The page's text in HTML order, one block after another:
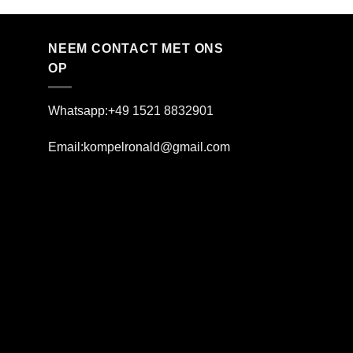
NEEM CONTACT MET ONS
OP
Whatsapp:+49 1521 8832901
Email:kompelronald@gmail.com